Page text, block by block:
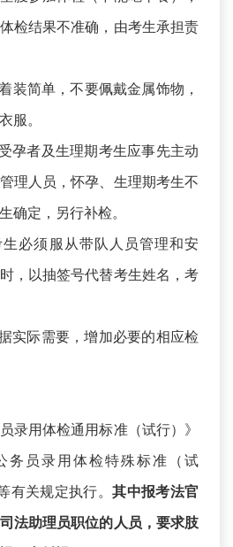
检结果不准确，由考生承担责
装简单，不要佩戴金属饰物，
服。
孕者及生理期考生应事先主动
理人员，怀孕、生理期考生不
确定，另行补检。
必须服从带队人员管理和安
，以抽签号代替考生姓名，考
实际需要，增加必要的相应检
录用体检通用标准（试行）》
务员录用体检特殊标准（试
有关规定执行。其中报考法官
法助理员职位的人员，要求肢